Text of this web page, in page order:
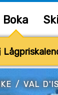
Boka
/VAL